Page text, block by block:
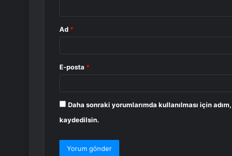
Ad *
E-posta *
Daha sonraki yorumlarımda kullanılması için
kaydedilsin.